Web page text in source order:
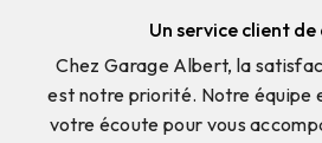
Un service client
Chez Garage Albert, la
est notre priorité. Notre équipe
votre écoute pour vous